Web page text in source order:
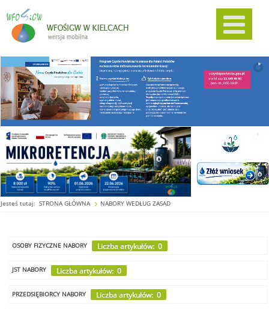
Jesteś tutaj: STRONA GŁÓWNA NABORY WEDŁUG ZASAD
OSOBY FIZYCZNE NABORY Liczba artykułów: 0
JST NABORY Liczba artykułów: 0
PRZEDSIĘBIORCY NABORY Liczba artykułów: 0